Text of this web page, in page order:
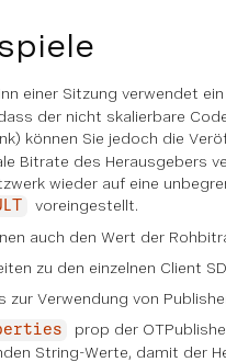
einer Sitzung verwendet
der nicht skalierbare
können Sie jedoch die
Bitrate des Herausgebers
wieder auf eine
voreingestellt.
auch den Wert der
zu den einzelnen Client
zur Verwendung von
prop der
String-Werte, damit der